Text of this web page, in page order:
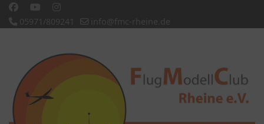
05971/809241 info@fmc-rheine.de